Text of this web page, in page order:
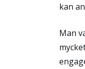
kan
Man